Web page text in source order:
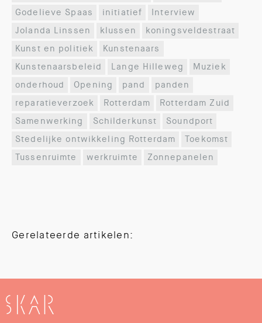
Godelieve Spaas
initiatief
Interview
Jolanda Linssen
klussen
koningsveldestraat
Kunst en politiek
Kunstenaars
Kunstenaarsbeleid
Lange Hilleweg
Muziek
onderhoud
Opening pand
panden
reparatieverzoek
Rotterdam
Rotterdam Zuid
Samenwerking
Schilderkunst
Soundport
Stedelijke ontwikkeling Rotterdam
Toekomst
Tussenruimte
werkruimte Zonnepanelen
Gerelateerde artikelen:
SKAR